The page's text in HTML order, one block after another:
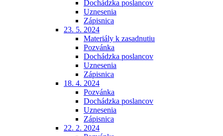
Dochádzka poslancov
Uznesenia
Zápisnica
23. 5. 2024
Materiály k zasadnutiu
Pozvánka
Dochádzka poslancov
Uznesenia
Zápisnica
18. 4. 2024
Pozvánka
Dochádzka poslancov
Uznesenia
Zápisnica
22. 2. 2024